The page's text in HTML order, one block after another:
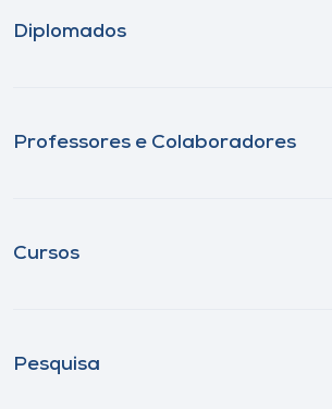
Diplomados
Professores e Colaboradores
Cursos
Pesquisa